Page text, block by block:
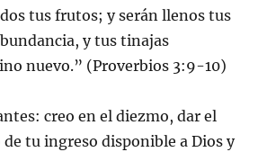
tus frutos; y serán llenos tus
y tus tinajas
nuevo.” (Proverbios 3:9-10)
creo en el diezmo, dar el
tu ingreso disponible a Dios y